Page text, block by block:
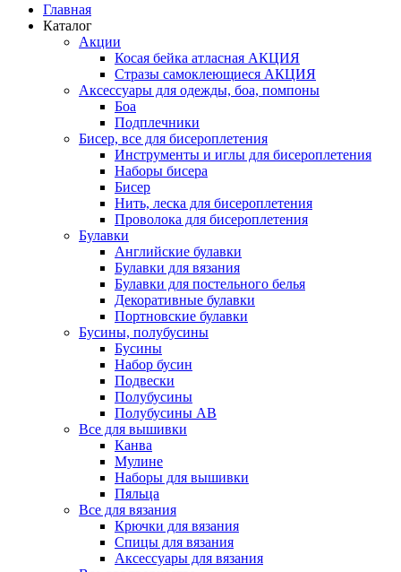
Главная
Каталог
Акции
Косая бейка атласная АКЦИЯ
Стразы самоклеющиеся АКЦИЯ
Аксессуары для одежды, боа, помпоны
Боа
Подплечники
Бисер, все для бисероплетения
Инструменты и иглы для бисероплетения
Наборы бисера
Бисер
Нить, леска для бисероплетения
Проволока для бисероплетения
Булавки
Английские булавки
Булавки для вязания
Булавки для постельного белья
Декоративные булавки
Портновские булавки
Бусины, полубусины
Бусины
Набор бусин
Подвески
Полубусины
Полубусины AB
Все для вышивки
Канва
Мулине
Наборы для вышивки
Пяльца
Все для вязания
Крючки для вязания
Спицы для вязания
Аксессуары для вязания